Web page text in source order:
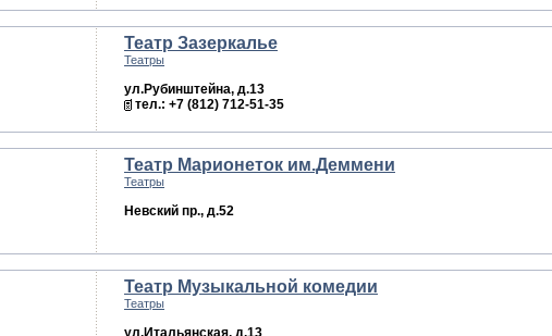
Театр Зазеркалье
Театры
ул.Рубинштейна, д.13
тел.: +7 (812) 712-51-35
Театр Марионеток им.Деммени
Театры
Невский пр., д.52
Театр Музыкальной комедии
Театры
ул.Итальянская, д.13